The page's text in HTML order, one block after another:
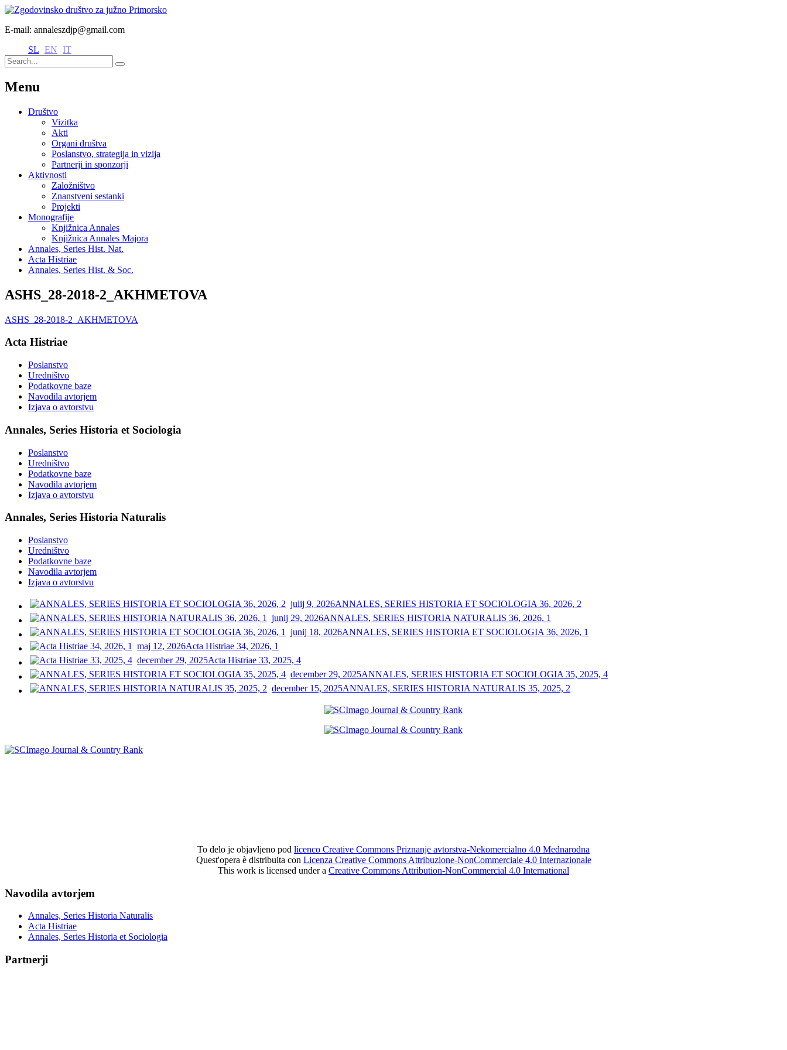
E-mail: annaleszdjp@gmail.com
SL EN IT
Menu
Društvo
Vizitka
Akti
Organi društva
Poslanstvo, strategija in vizija
Partnerji in sponzorji
Aktivnosti
Založništvo
Znanstveni sestanki
Projekti
Monografije
Knjižnica Annales
Knjižnica Annales Majora
Annales, Series Hist. Nat.
Acta Histriae
Annales, Series Hist. & Soc.
ASHS_28-2018-2_AKHMETOVA
ASHS_28-2018-2_AKHMETOVA
Acta Histriae
Poslanstvo
Uredništvo
Podatkovne baze
Navodila avtorjem
Izjava o avtorstvu
Annales, Series Historia et Sociologia
Poslanstvo
Uredništvo
Podatkovne baze
Navodila avtorjem
Izjava o avtorstvu
Annales, Series Historia Naturalis
Poslanstvo
Uredništvo
Podatkovne baze
Navodila avtorjem
Izjava o avtorstvu
julij 9, 2026ANNALES, SERIES HISTORIA ET SOCIOLOGIA 36, 2026, 2
junij 29, 2026ANNALES, SERIES HISTORIA NATURALIS 36, 2026, 1
junij 18, 2026ANNALES, SERIES HISTORIA ET SOCIOLOGIA 36, 2026, 1
maj 12, 2026Acta Histriae 34, 2026, 1
december 29, 2025Acta Histriae 33, 2025, 4
december 29, 2025ANNALES, SERIES HISTORIA ET SOCIOLOGIA 35, 2025, 4
december 15, 2025ANNALES, SERIES HISTORIA NATURALIS 35, 2025, 2
To delo je objavljeno pod licenco Creative Commons Priznanje avtorstva-Nekomercialno 4.0 Mednarodna
Quest'opera è distribuita con Licenza Creative Commons Attribuzione-NonCommerciale 4.0 Internazionale
This work is licensed under a Creative Commons Attribution-NonCommercial 4.0 International
Navodila avtorjem
Annales, Series Historia Naturalis
Acta Histriae
Annales, Series Historia et Sociologia
Partnerji